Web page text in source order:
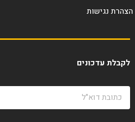
נגישות
עדכונים